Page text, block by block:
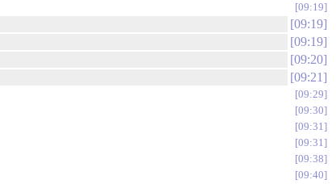
09:19
09:19
09:19
09:20
09:21
09:29
09:30
09:31
09:31
09:38
09:40